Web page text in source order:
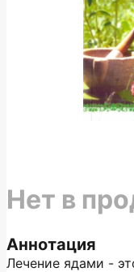
Аннотация
Лечение ядами -
Нет в